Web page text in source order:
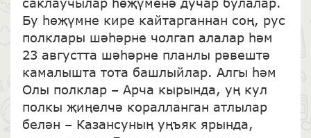
Бу һөҗүмне кире кайтарганнан соң, рус
полклары шәһәрне чолгап алалар һәм
23 августта шәһәрне планлы рәвештә
камалышта тота башлыйлар. Алгы һәм
Олы полклар – Арча кырында, уң кул
полкы җиңелчә коралланган атлылар
белән – Казансуның уңъяк ярында,